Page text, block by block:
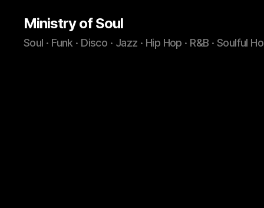
Ministry of Soul
Soul · Funk · Disco · Jazz · Hip Hop · R&B · Soulful